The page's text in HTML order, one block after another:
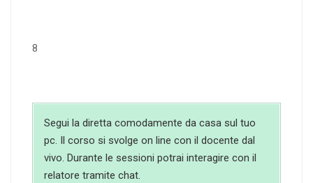
8
Segui la diretta comodamente da casa sul tuo
pc. Il corso si svolge on line con il docente dal
vivo. Durante le sessioni potrai interagire con il
relatore tramite chat.